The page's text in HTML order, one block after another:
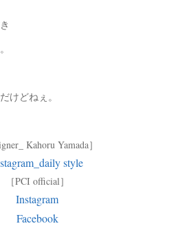
けどねぇ。
Kahoru Yamada］
style
［PCI official］
Instagram
Facebook